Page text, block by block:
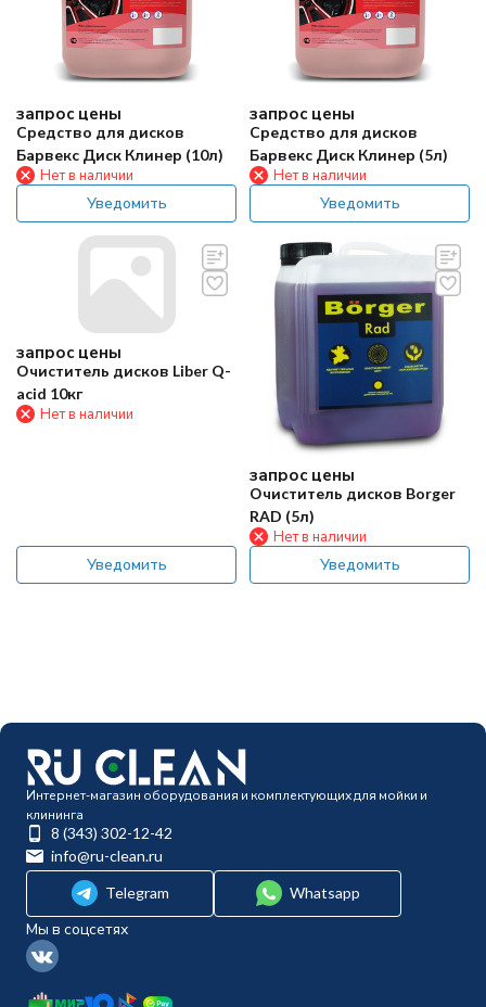
запрос цены
Средство для дисков
Барвекс Диск Клинер (10л)
Нет в наличии
Уведомить
запрос цены
Средство для дисков
Барвекс Диск Клинер (5л)
Нет в наличии
Уведомить
запрос цены
Очиститель дисков Liber Q-
acid 10кг
Нет в наличии
Уведомить
запрос цены
Очиститель дисков Borger
RAD (5л)
Нет в наличии
Уведомить
Интернет-магазин оборудования и комплектующих для мойки и
клининга
8 (343) 302-12-42
info@ru-clean.ru
Telegram
Whatsapp
Мы в соцсетях